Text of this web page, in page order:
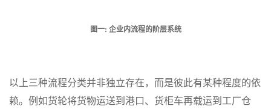
图一: 企业内流程的阶层系统
以上三种流程分类并非独立存在，而是彼此有某种程度的依
赖。例如货轮将货物运送到港口、货柜车再载运到工厂仓